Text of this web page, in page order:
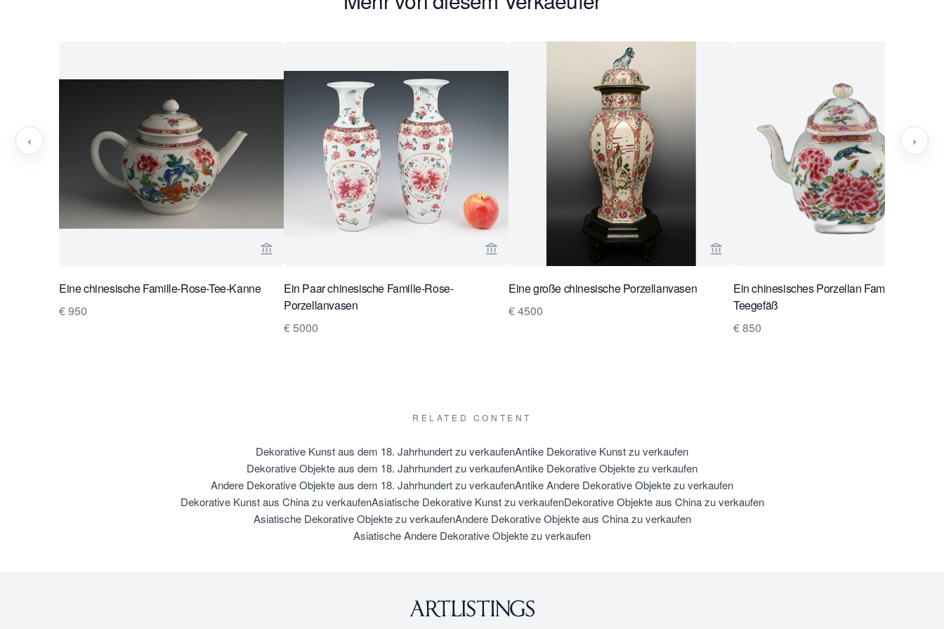
Verkaeuferseite von Limburg Antiquairs ansehen
Eine chinesische Famille-Rose-Tee-Kanne
€ 950
Verkaeuferseite von Limburg Antiquairs ansehen
Ein Paar chinesische Famille-Rose-
Porzellanvasen
€ 5000
Verkaeuferseite von Limburg Antiquairs
Eine große chinesische Porzellanvasen
€ 4500
Ein chinesisches Porzellan Famille-Rose-
Teegefäß
€ 850
‹ ›
RELATED CONTENT
Dekorative Kunst aus dem 18. Jahrhundert zu verkaufenAntike Dekorative Kunst zu verkaufen
Dekorative Objekte aus dem 18. Jahrhundert zu verkaufenAntike Dekorative Objekte zu verkaufen
Andere Dekorative Objekte aus dem 18. Jahrhundert zu verkaufenAntike Andere Dekorative Objekte zu verkaufen
Dekorative Kunst aus China zu verkaufenAsiatische Dekorative Kunst zu verkaufenDekorative Objekte aus China zu verkaufen
Asiatische Dekorative Objekte zu verkaufenAndere Dekorative Objekte aus China zu verkaufen
Asiatische Andere Dekorative Objekte zu verkaufen